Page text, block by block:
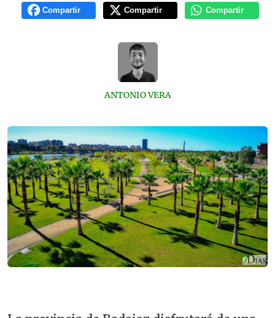
Compartir Compartir Compartir
ANTONIO VERA